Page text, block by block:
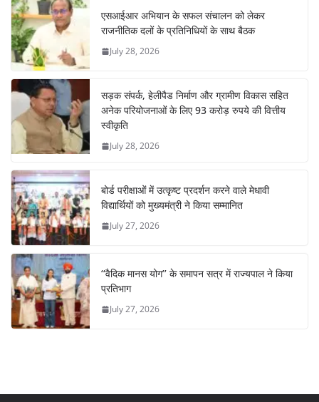
एसआईआर अभियान के सफल संचालन को लेकर
राजनीतिक दलों के प्रतिनिधियों के साथ बैठक
July 28, 2026
सड़क संपर्क, हेलीपैड निर्माण और ग्रामीण विकास सहित
अनेक परियोजनाओं के लिए 93 करोड़ रुपये की वित्तीय
स्वीकृति
July 28, 2026
बोर्ड परीक्षाओं में उत्कृष्ट प्रदर्शन करने वाले मेधावी
विद्यार्थियों को मुख्यमंत्री ने किया सम्मानित
July 27, 2026
‘‘वैदिक मानस योग’’ के समापन सत्र में राज्यपाल ने किया
प्रतिभाग
July 27, 2026